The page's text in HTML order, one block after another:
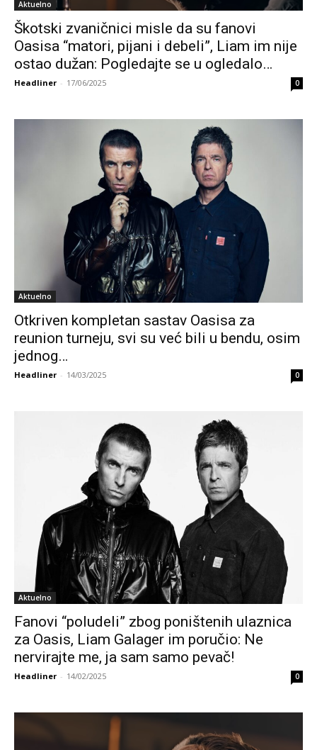
Aktuelno
Škotski zvaničnici misle da su fanovi
Oasisa “matori, pijani i debeli”, Liam im nije
ostao dužan: Pogledajte se u ogledalo…
Headliner - 17/06/2025 0
Aktuelno
Otkriven kompletan sastav Oasisa za
reunion turneju, svi su već bili u bendu, osim
jednog…
Headliner - 14/03/2025 0
Aktuelno
Fanovi “poludeli” zbog poništenih ulaznica
za Oasis, Liam Galager im poručio: Ne
nervirajte me, ja sam samo pevač!
Headliner - 14/02/2025 0